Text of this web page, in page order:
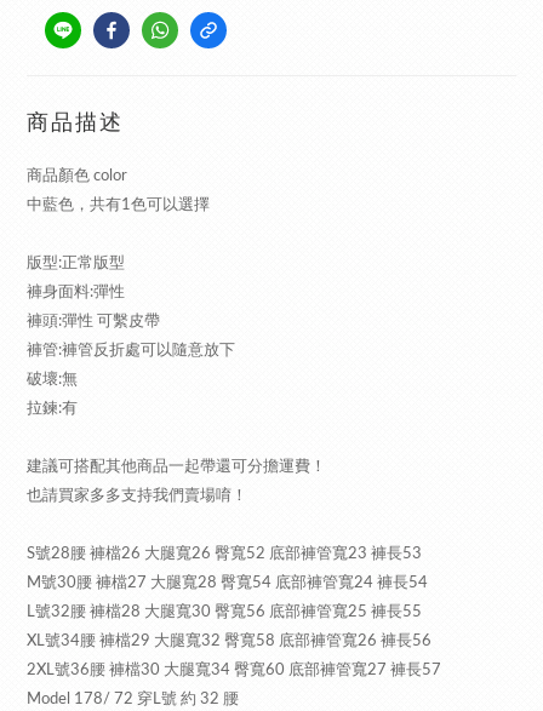
商品描述
商品顏色 color
中藍色，共有1色可以選擇
版型:正常版型
褲身面料:彈性
褲頭:彈性 可繫皮帶
褲管:褲管反折處可以隨意放下
破壞:無
拉鍊:有
建議可搭配其他商品一起帶還可分擔運費！
也請買家多多支持我們賣場唷！
S號28腰 褲檔26 大腿寬26 臀寬52 底部褲管寬23 褲長53
M號30腰 褲檔27 大腿寬28 臀寬54 底部褲管寬24 褲長54
L號32腰 褲檔28 大腿寬30 臀寬56 底部褲管寬25 褲長55
XL號34腰 褲檔29 大腿寬32 臀寬58 底部褲管寬26 褲長56
2XL號36腰 褲檔30 大腿寬34 臀寬60 底部褲管寬27 褲長57
Model 178/ 72 穿L號 約 32 腰